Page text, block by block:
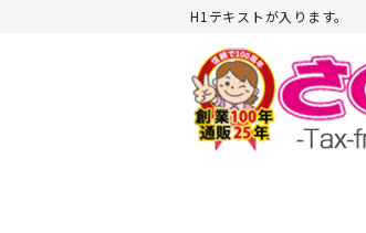
H1テキストが入ります。